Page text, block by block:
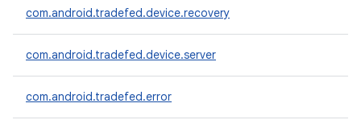
com.android.tradefed.device.recovery
com.android.tradefed.device.server
com.android.tradefed.error